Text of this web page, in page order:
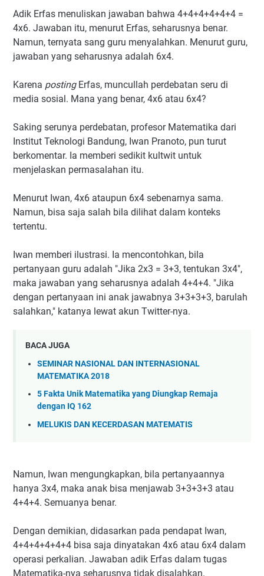
Adik Erfas menuliskan jawaban bahwa 4+4+4+4+4+4 =
4x6. Jawaban itu, menurut Erfas, seharusnya benar.
Namun, ternyata sang guru menyalahkan. Menurut guru,
jawaban yang seharusnya adalah 6x4.
Karena postingErfas, muncullah perdebatan seru di
media sosial. Mana yang benar, 4x6 atau 6x4?
Saking serunya perdebatan, profesor Matematika dari
Institut Teknologi Bandung, Iwan Pranoto, pun turut
berkomentar. Ia memberi sedikit kultwit untuk
menjelaskan permasalahan itu.
Menurut Iwan, 4x6 ataupun 6x4 sebenarnya sama.
Namun, bisa saja salah bila dilihat dalam konteks
tertentu.
Iwan memberi ilustrasi. Ia mencontohkan, bila
pertanyaan guru adalah "Jika 2x3 = 3+3, tentukan 3x4",
maka jawaban yang seharusnya adalah 4+4+4. "Jika
dengan pertanyaan ini anak jawabnya 3+3+3+3, barulah
salahkan," katanya lewat akun Twitter-nya.
BACA JUGA
SEMINAR NASIONAL DAN INTERNASIONAL
MATEMATIKA 2018
5 Fakta Unik Matematika yang Diungkap Remaja
dengan IQ 162
MELUKIS DAN KECERDASAN MATEMATIS
Namun, Iwan mengungkapkan, bila pertanyaannya
hanya 3x4, maka anak bisa menjawab 3+3+3+3 atau
4+4+4. Semuanya benar.
Dengan demikian, didasarkan pada pendapat Iwan,
4+4+4+4+4+4 bisa saja dinyatakan 4x6 atau 6x4 dalam
operasi perkalian. Jawaban adik Erfas dalam tugas
Matematika-nya seharusnya tidak disalahkan.